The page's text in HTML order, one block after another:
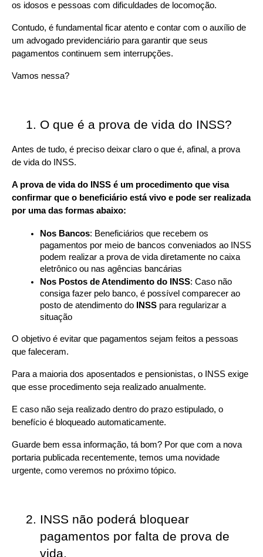
os idosos e pessoas com dificuldades de locomoção.
Contudo, é fundamental ficar atento e contar com o auxílio de
um advogado previdenciário para garantir que seus
pagamentos continuem sem interrupções.
Vamos nessa?
O que é a prova de vida do INSS?
Antes de tudo, é preciso deixar claro o que é, afinal, a prova
de vida do INSS.
A prova de vida do INSS é um procedimento que visa
confirmar que o beneficiário está vivo e pode ser realizada
por uma das formas abaixo:
Nos Bancos: Beneficiários que recebem os
pagamentos por meio de bancos conveniados ao INSS
podem realizar a prova de vida diretamente no caixa
eletrônico ou nas agências bancárias
Nos Postos de Atendimento do INSS: Caso não
consiga fazer pelo banco, é possível comparecer ao
posto de atendimento do
INSS para regularizar a
situação
O objetivo é evitar que pagamentos sejam feitos a pessoas
que faleceram.
Para a maioria dos aposentados e pensionistas, o INSS exige
que esse procedimento seja realizado anualmente.
E caso não seja realizado dentro do prazo estipulado, o
benefício é bloqueado automaticamente.
Guarde bem essa informação, tá bom? Por que com a nova
portaria publicada recentemente, temos uma novidade
urgente, como veremos no próximo tópico.
INSS não poderá bloquear
pagamentos por falta de prova de
vida.